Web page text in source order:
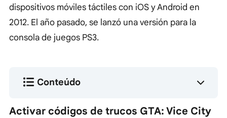
dispositivos móviles táctiles con iOS y Android en
2012. El año pasado, se lanzó una versión para la
consola de juegos PS3.
Conteúdo
Activar códigos de trucos GTA: Vice City